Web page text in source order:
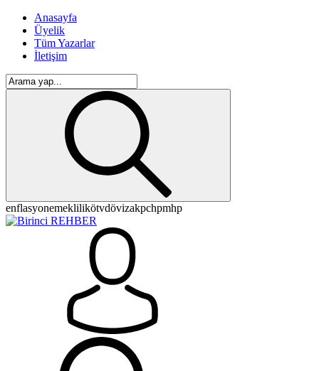
Anasayfa
Üyelik
Tüm Yazarlar
İletişim
enflasyonemeklilikötvdövizakpchpmhp